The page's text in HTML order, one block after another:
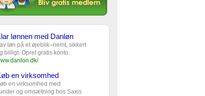
lønnen med Danløn
løn på et øjeblik–nemt, sikkert
billigt. Opret gratis konto.
en virksomhed
en virksomhed med
og omsætning hos Saxis